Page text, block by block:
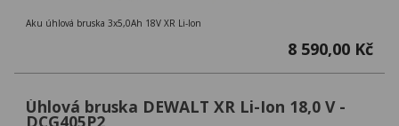
Aku úhlová bruska 3x5,0Ah 18V XR Li-Ion
8 590,00 Kč
Úhlová bruska DEWALT XR Li-Ion 18,0 V -
DCG405P2